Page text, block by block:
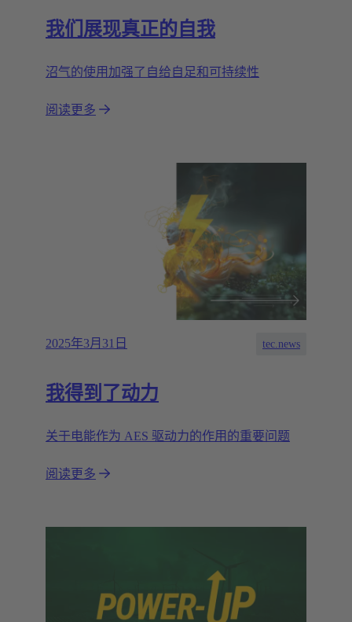
我们展现真正的自我
沼气的使用加强了自给自足和可持续性
阅读更多
2025年3月31日 tec.news
我得到了动力
关于电能作为 AES 驱动力的作用的重要问题
阅读更多